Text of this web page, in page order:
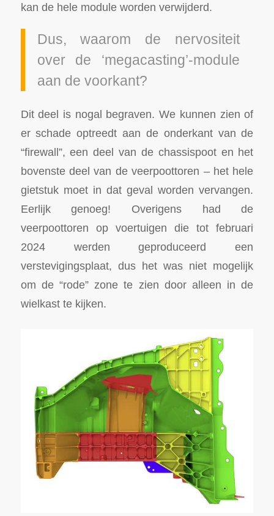
kan de hele module worden verwijderd.
Dus, waarom de nervositeit
over de ‘megacasting’-module
aan de voorkant?
Dit deel is nogal begraven. We kunnen zien of
er schade optreedt aan de onderkant van de
“firewall”, een deel van de chassispoot en het
bovenste deel van de veerpoottoren – het hele
gietstuk moet in dat geval worden vervangen.
Eerlijk genoeg! Overigens had de
veerpoottoren op voertuigen die tot februari
2024 werden geproduceerd een
verstevigingsplaat, dus het was niet mogelijk
om de “rode” zone te zien door alleen in de
wielkast te kijken.